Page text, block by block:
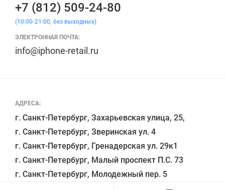
АДРЕСА:
г. Санкт-Петербург, Захарьевская улица, 25,
г. Санкт-Петербург, Зверинская ул. 4
г. Санкт-Петербург, Гренадерская ул. 29к1
г. Санкт-Петербург, Малый проспект П.С. 73
+7 (812) 509-24-80
(10:00-21:00, без выходных)
ЭЛЕКТРОННАЯ ПОЧТА:
info@iphone-retail.ru